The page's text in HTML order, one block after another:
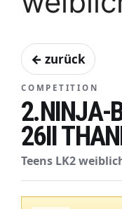
← zurück
COMPETITION
2.NINJA-
26II
Teens LK2